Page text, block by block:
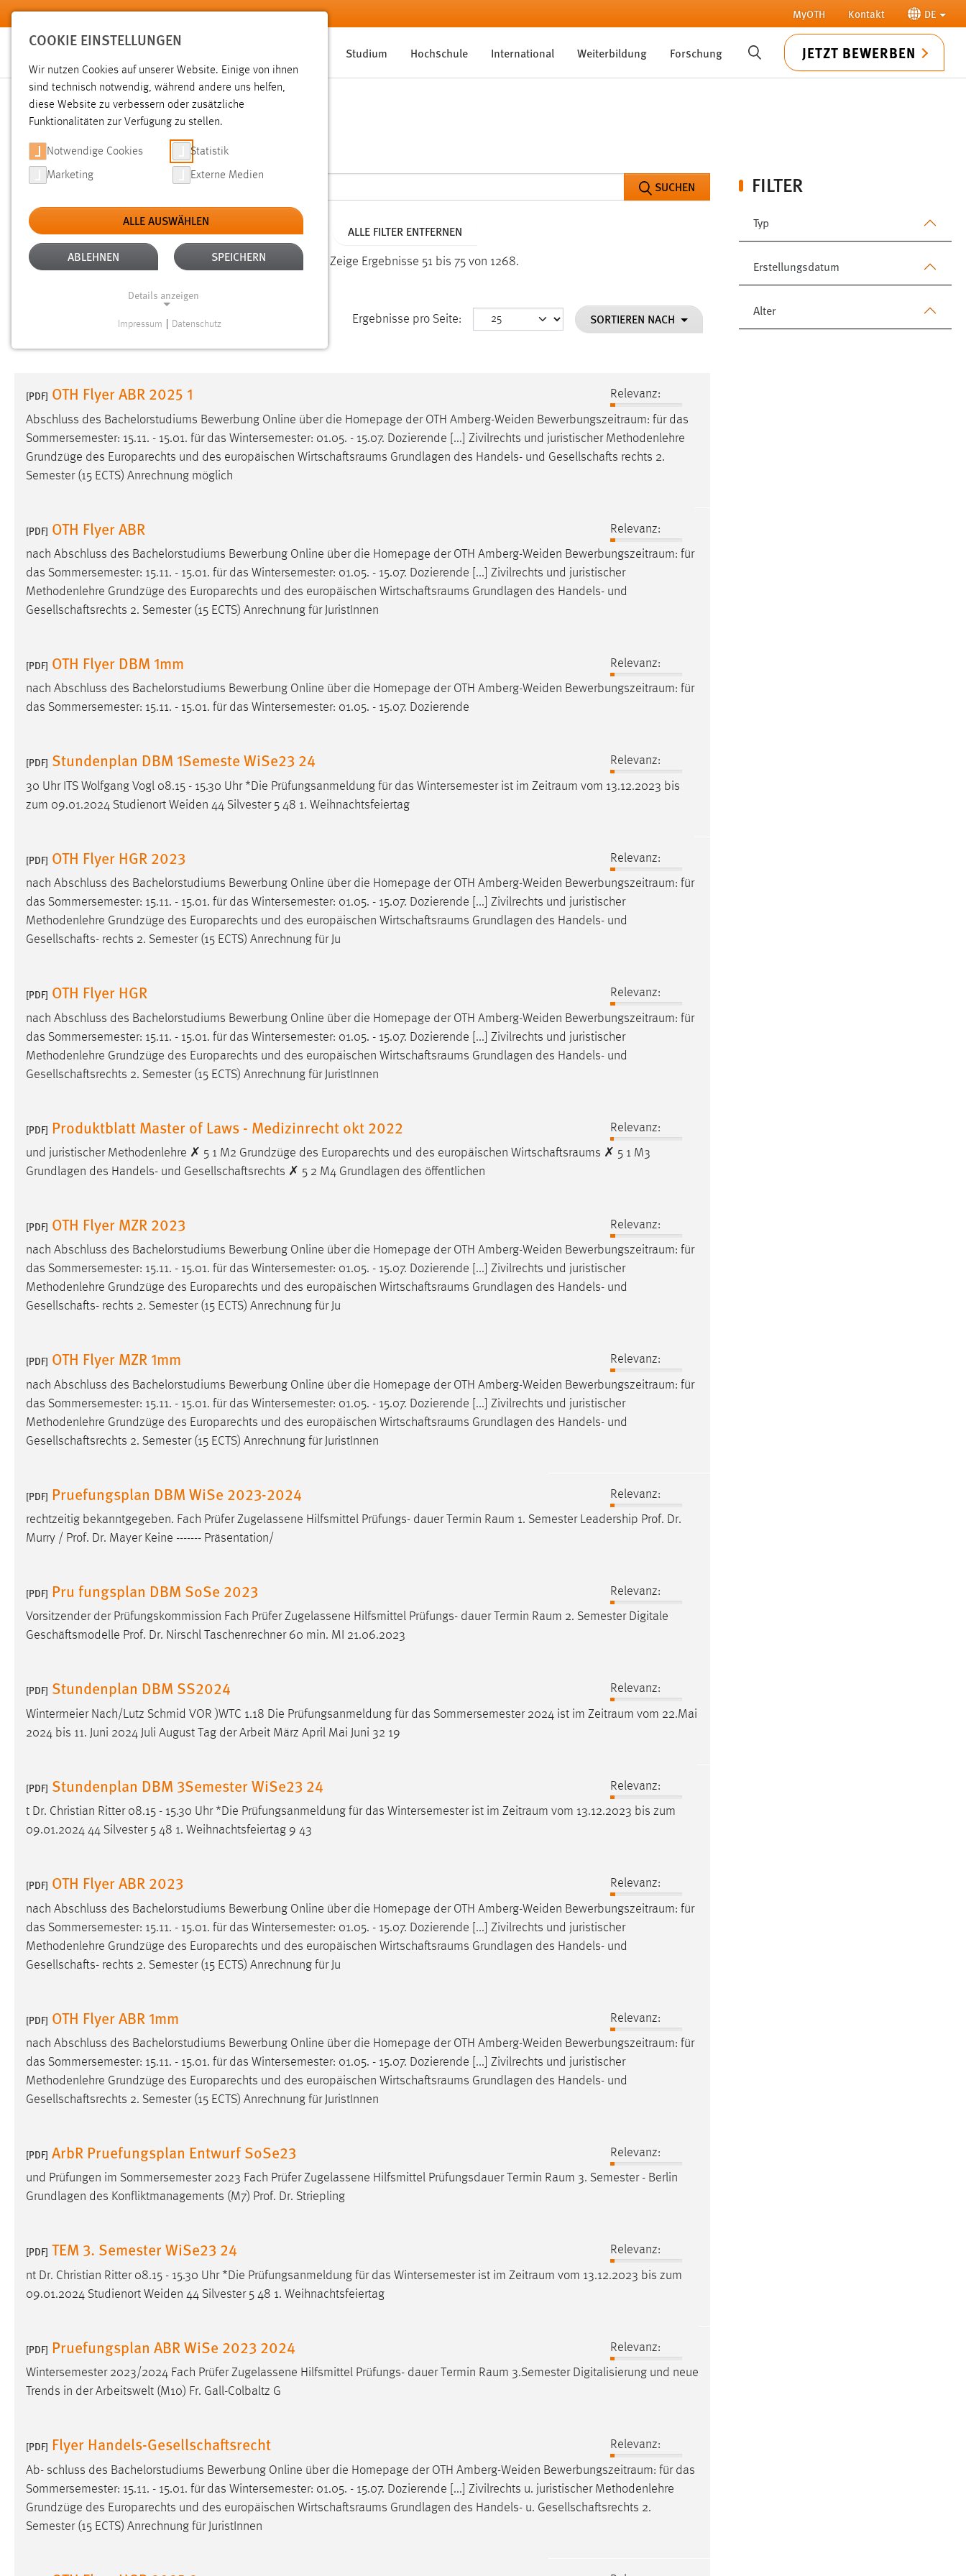
Zum Hauptinhalt springen MyOTH Kontakt DE
Studium Hochschule International Weiterbildung Forschung SUCHE JETZT BEWERBEN
SUCHE
FILTER
Typ
Erstellungsdatum
Alter
SUCHEN
Aktive Filter: TYP: DATEIEN ALTER: ÜBER EIN JAHR ALLE FILTER ENTFERNEN
Gesucht nach "raum". Es wurden 1268 Ergebnisse gefunden. Zeige Ergebnisse 51 bis 75 von 1268.
Ergebnisse pro Seite: SORTIEREN NACH
[PDF] OTH Flyer ABR 2025 1
Relevanz:
Abschluss des Bachelorstudiums Bewerbung Online über die Homepage der OTH Amberg-Weiden Bewerbungszeitraum: für das
Sommersemester: 15.11. - 15.01. für das Wintersemester: 01.05. - 15.07. Dozierende [...] Zivilrechts und juristischer Methodenlehre
Grundzüge des Europarechts und des europäischen Wirtschaftsraums Grundlagen des Handels- und Gesellschafts rechts 2.
Semester (15 ECTS) Anrechnung möglich
[PDF] OTH Flyer ABR
Relevanz:
nach Abschluss des Bachelorstudiums Bewerbung Online über die Homepage der OTH Amberg-Weiden Bewerbungszeitraum: für
das Sommersemester: 15.11. - 15.01. für das Wintersemester: 01.05. - 15.07. Dozierende [...] Zivilrechts und juristischer
Methodenlehre Grundzüge des Europarechts und des europäischen Wirtschaftsraums Grundlagen des Handels- und
Gesellschaftsrechts 2. Semester (15 ECTS) Anrechnung für JuristInnen
[PDF] OTH Flyer DBM 1mm
Relevanz:
nach Abschluss des Bachelorstudiums Bewerbung Online über die Homepage der OTH Amberg-Weiden Bewerbungszeitraum: für
das Sommersemester: 15.11. - 15.01. für das Wintersemester: 01.05. - 15.07. Dozierende
[PDF] Stundenplan DBM 1Semeste WiSe23 24
Relevanz:
30 Uhr ITS Wolfgang Vogl 08.15 - 15.30 Uhr *Die Prüfungsanmeldung für das Wintersemester ist im Zeitraum vom 13.12.2023 bis
zum 09.01.2024 Studienort Weiden 44 Silvester 5 48 1. Weihnachtsfeiertag
[PDF] OTH Flyer HGR 2023
Relevanz:
nach Abschluss des Bachelorstudiums Bewerbung Online über die Homepage der OTH Amberg-Weiden Bewerbungszeitraum: für
das Sommersemester: 15.11. - 15.01. für das Wintersemester: 01.05. - 15.07. Dozierende [...] Zivilrechts und juristischer
Methodenlehre Grundzüge des Europarechts und des europäischen Wirtschaftsraums Grundlagen des Handels- und
Gesellschafts- rechts 2. Semester (15 ECTS) Anrechnung für Ju
[PDF] OTH Flyer HGR
Relevanz:
nach Abschluss des Bachelorstudiums Bewerbung Online über die Homepage der OTH Amberg-Weiden Bewerbungszeitraum: für
das Sommersemester: 15.11. - 15.01. für das Wintersemester: 01.05. - 15.07. Dozierende [...] Zivilrechts und juristischer
Methodenlehre Grundzüge des Europarechts und des europäischen Wirtschaftsraums Grundlagen des Handels- und
Gesellschaftsrechts 2. Semester (15 ECTS) Anrechnung für JuristInnen
[PDF] Produktblatt Master of Laws - Medizinrecht okt 2022
Relevanz:
und juristischer Methodenlehre ✗ 5 1 M2 Grundzüge des Europarechts und des europäischen Wirtschaftsraums ✗ 5 1 M3
Grundlagen des Handels- und Gesellschaftsrechts ✗ 5 2 M4 Grundlagen des öffentlichen
[PDF] OTH Flyer MZR 2023
Relevanz:
nach Abschluss des Bachelorstudiums Bewerbung Online über die Homepage der OTH Amberg-Weiden Bewerbungszeitraum: für
das Sommersemester: 15.11. - 15.01. für das Wintersemester: 01.05. - 15.07. Dozierende [...] Zivilrechts und juristischer
Methodenlehre Grundzüge des Europarechts und des europäischen Wirtschaftsraums Grundlagen des Handels- und
Gesellschafts- rechts 2. Semester (15 ECTS) Anrechnung für Ju
[PDF] OTH Flyer MZR 1mm
Relevanz:
nach Abschluss des Bachelorstudiums Bewerbung Online über die Homepage der OTH Amberg-Weiden Bewerbungszeitraum: für
das Sommersemester: 15.11. - 15.01. für das Wintersemester: 01.05. - 15.07. Dozierende [...] Zivilrechts und juristischer
Methodenlehre Grundzüge des Europarechts und des europäischen Wirtschaftsraums Grundlagen des Handels- und
Gesellschaftsrechts 2. Semester (15 ECTS) Anrechnung für JuristInnen
[PDF] Pruefungsplan DBM WiSe 2023-2024
Relevanz:
rechtzeitig bekanntgegeben. Fach Prüfer Zugelassene Hilfsmittel Prüfungs- dauer Termin Raum 1. Semester Leadership Prof. Dr.
Murry / Prof. Dr. Mayer Keine ------- Präsentation/
[PDF] Pru fungsplan DBM SoSe 2023
Relevanz:
Vorsitzender der Prüfungskommission Fach Prüfer Zugelassene Hilfsmittel Prüfungs- dauer Termin Raum 2. Semester Digitale
Geschäftsmodelle Prof. Dr. Nirschl Taschenrechner 60 min. MI 21.06.2023
[PDF] Stundenplan DBM SS2024
Relevanz:
Wintermeier Nach/Lutz Schmid VOR )WTC 1.18 Die Prüfungsanmeldung für das Sommersemester 2024 ist im Zeitraum vom 22.Mai
2024 bis 11. Juni 2024 Juli August Tag der Arbeit März April Mai Juni 32 19
[PDF] Stundenplan DBM 3Semester WiSe23 24
Relevanz:
t Dr. Christian Ritter 08.15 - 15.30 Uhr *Die Prüfungsanmeldung für das Wintersemester ist im Zeitraum vom 13.12.2023 bis zum
09.01.2024 44 Silvester 5 48 1. Weihnachtsfeiertag 9 43
[PDF] OTH Flyer ABR 2023
Relevanz:
nach Abschluss des Bachelorstudiums Bewerbung Online über die Homepage der OTH Amberg-Weiden Bewerbungszeitraum: für
das Sommersemester: 15.11. - 15.01. für das Wintersemester: 01.05. - 15.07. Dozierende [...] Zivilrechts und juristischer
Methodenlehre Grundzüge des Europarechts und des europäischen Wirtschaftsraums Grundlagen des Handels- und
Gesellschafts- rechts 2. Semester (15 ECTS) Anrechnung für Ju
[PDF] OTH Flyer ABR 1mm
Relevanz:
nach Abschluss des Bachelorstudiums Bewerbung Online über die Homepage der OTH Amberg-Weiden Bewerbungszeitraum: für
das Sommersemester: 15.11. - 15.01. für das Wintersemester: 01.05. - 15.07. Dozierende [...] Zivilrechts und juristischer
Methodenlehre Grundzüge des Europarechts und des europäischen Wirtschaftsraums Grundlagen des Handels- und
Gesellschaftsrechts 2. Semester (15 ECTS) Anrechnung für JuristInnen
[PDF] ArbR Pruefungsplan Entwurf SoSe23
Relevanz:
und Prüfungen im Sommersemester 2023 Fach Prüfer Zugelassene Hilfsmittel Prüfungsdauer Termin Raum 3. Semester - Berlin
Grundlagen des Konfliktmanagements (M7) Prof. Dr. Striepling
[PDF] TEM 3. Semester WiSe23 24
Relevanz:
nt Dr. Christian Ritter 08.15 - 15.30 Uhr *Die Prüfungsanmeldung für das Wintersemester ist im Zeitraum vom 13.12.2023 bis zum
09.01.2024 Studienort Weiden 44 Silvester 5 48 1. Weihnachtsfeiertag
[PDF] Pruefungsplan ABR WiSe 2023 2024
Relevanz:
Wintersemester 2023/2024 Fach Prüfer Zugelassene Hilfsmittel Prüfungs- dauer Termin Raum 3.Semester Digitalisierung und neue
Trends in der Arbeitswelt (M10) Fr. Gall-Colbaltz G
[PDF] Flyer Handels-Gesellschaftsrecht
Relevanz:
Ab- schluss des Bachelorstudiums Bewerbung Online über die Homepage der OTH Amberg-Weiden Bewerbungszeitraum: für das
Sommersemester: 15.11. - 15.01. für das Wintersemester: 01.05. - 15.07. Dozierende [...] Zivilrechts u. juristischer Methodenlehre
Grundzüge des Europarechts und des europäischen Wirtschaftsraums Grundlagen des Handels- u. Gesellschaftsrechts 2.
Semester (15 ECTS) Anrechnung für JuristInnen
COOKIE EINSTELLUNGEN
Wir nutzen Cookies auf unserer Website. Einige von ihnen
sind technisch notwendig, während andere uns helfen,
diese Website zu verbessern oder zusätzliche
Funktionalitäten zur Verfügung zu stellen.
Notwendige Cookies Statistik
Marketing Externe Medien
ALLE AUSWÄHLEN
ABLEHNEN SPEICHERN
Details anzeigen
Website erforderlich.
Einverständnis
Name: cookie_consent
Zweck:
Dieser Cookie speichert die
Cookie Laufzeit:
Performance
Name: staticfilecache
eingeloggt ist.
Sprachpräferenz
Zweck:
Das Cookie speichert die gewählte
Sprache der Website.
Cookie Laufzeit: 30 Tage
Chat
Name:
MibewSessionID, MIBEW_UserID,
mibew_locale, mibew-chat-frame-style-
5e9dbeb1811c0446
Zweck:
Wird benötigt um die Chatfunktion
style-5e9dbeb1811c0446 =
Sitzungslaufzeit, mibew_locale = 3
Login
Zweck:
Dieser Cookie ist notwendig um sich an
Cookie Laufzeit: 24 Stunden
STATISTIK
Statistik Cookies erfassen Informationen anonym.
Diese Informationen helfen uns zu verstehen, wie
unsere Besucher unsere Website nutzen.
Cookie Laufzeit: Max. 13 Monate
verwendet, um personalisierte Werbung anzuzeigen.
Sie tun dies, indem sie Besucher über Websites
hinweg verfolgen.
Name: _gcl_au
Anbieter: Google Ireland Limited
Cookie Laufzeit:
Facebook Pixel
Anbieter:
Zweck: Conversion-Tracking
Cookie Laufzeit: 3 Monate
EXTERNE MEDIEN
Um Inhalte von Videoplattformen und Social Media
Plattformen anzeigen zu können, werden von diesen
externen Medien Cookies gesetzt.
Vimeo
Impressum Datenschutz